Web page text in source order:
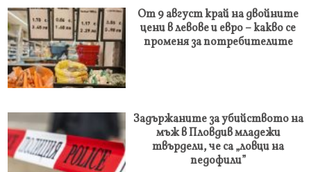
От 9 август край на двойните
цени в левове и евро – какво се
променя за потребителите
Задържаните за убийството на
мъж в Пловдив младежи
твърдели, че са „ловци на
педофили”